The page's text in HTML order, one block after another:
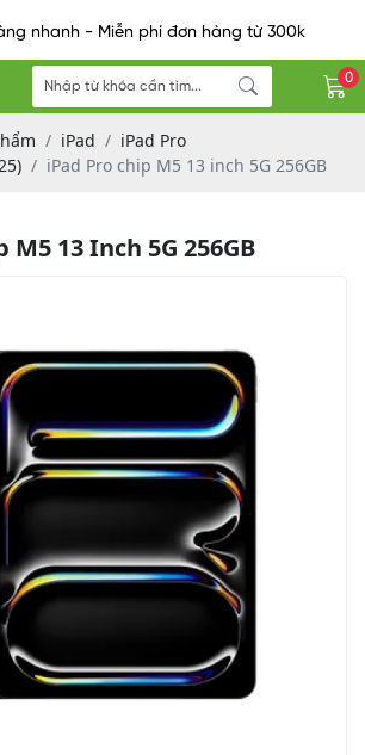
cũ đổi mới tốt nhất lên đến 95%
0
iPad
iPad Pro
iPad Pro chip M5 13 inch 5G 256GB
M5 13 Inch 5G 256GB